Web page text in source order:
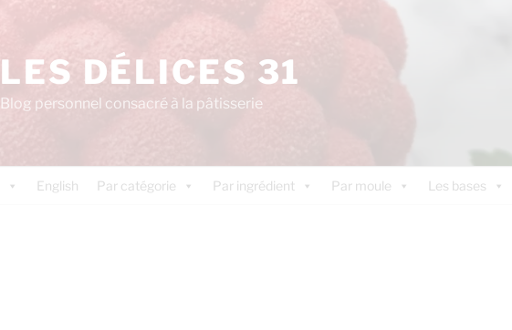
LES DÉLICES 31
Blog personnel consacré à la pâtisserie
English Par catégorie Par ingrédient Par moule Les bases